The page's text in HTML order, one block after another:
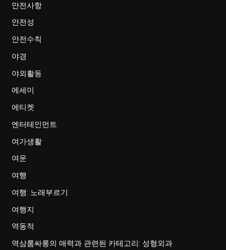
안전사항
안전성
안전수칙
야경
야외활동
에세이
에티켓
엔터테인먼트
여가생활
여운
여행
여행: 노래부르기
여행지
역동적
역삼룸싸롱의 매력과 관련된 카테고리: 성형외과